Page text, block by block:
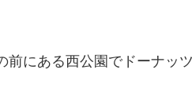
前にある西公園でドーナッ